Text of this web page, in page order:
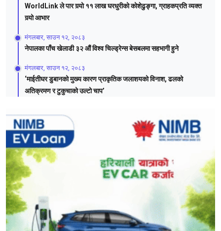
WorldLink ले पार गर्‍यो ११ लाख घरधुरीको कोशेढुङ्गा, ग्राहकप्रति व्यक्त
गर्‍यो आभार
मंगलबार, साउन १२, २०८३
नेपालका पाँच खेलाडी ३२ औं विश्व चिल्ड्रेन्स बेसबलमा सहभागी हुने
मंगलबार, साउन १२, २०८३
‘माईतीघर डुबानको मुख्य कारण प्राकृतिक जलाशयको विनाश, ढलको
अतिक्रमण र टुकुचाको उल्टो चाप’